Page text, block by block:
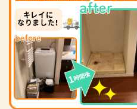
キレイに
なりました！
1時間後